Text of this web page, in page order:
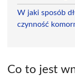
W jaki sposób
czynność
Co to jest